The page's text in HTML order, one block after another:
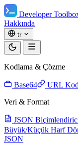
Developer
Hakkında
tr
Kodlama & Çözme
Base64 URL
Veri & Format
JSON
Büyük/Küçük Harf
JSON